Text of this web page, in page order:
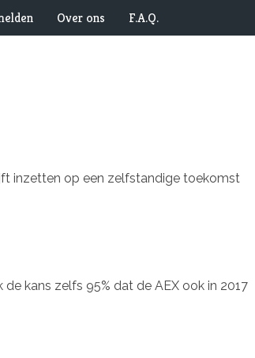
Over ons F.A.Q.
inzetten op een zelfstandige toekomst
kans zelfs 95% dat de AEX ook in 2017